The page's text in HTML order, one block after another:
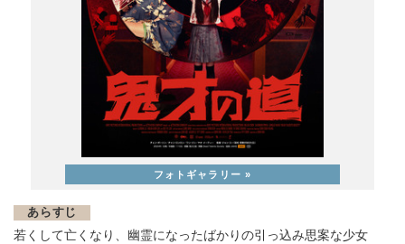
あらすじ
若くして亡くなり、幽霊になったばかりの引っ込み思案な少女